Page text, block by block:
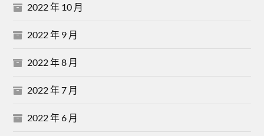
2022 年 10 月
2022 年 9 月
2022 年 8 月
2022 年 7 月
2022 年 6 月